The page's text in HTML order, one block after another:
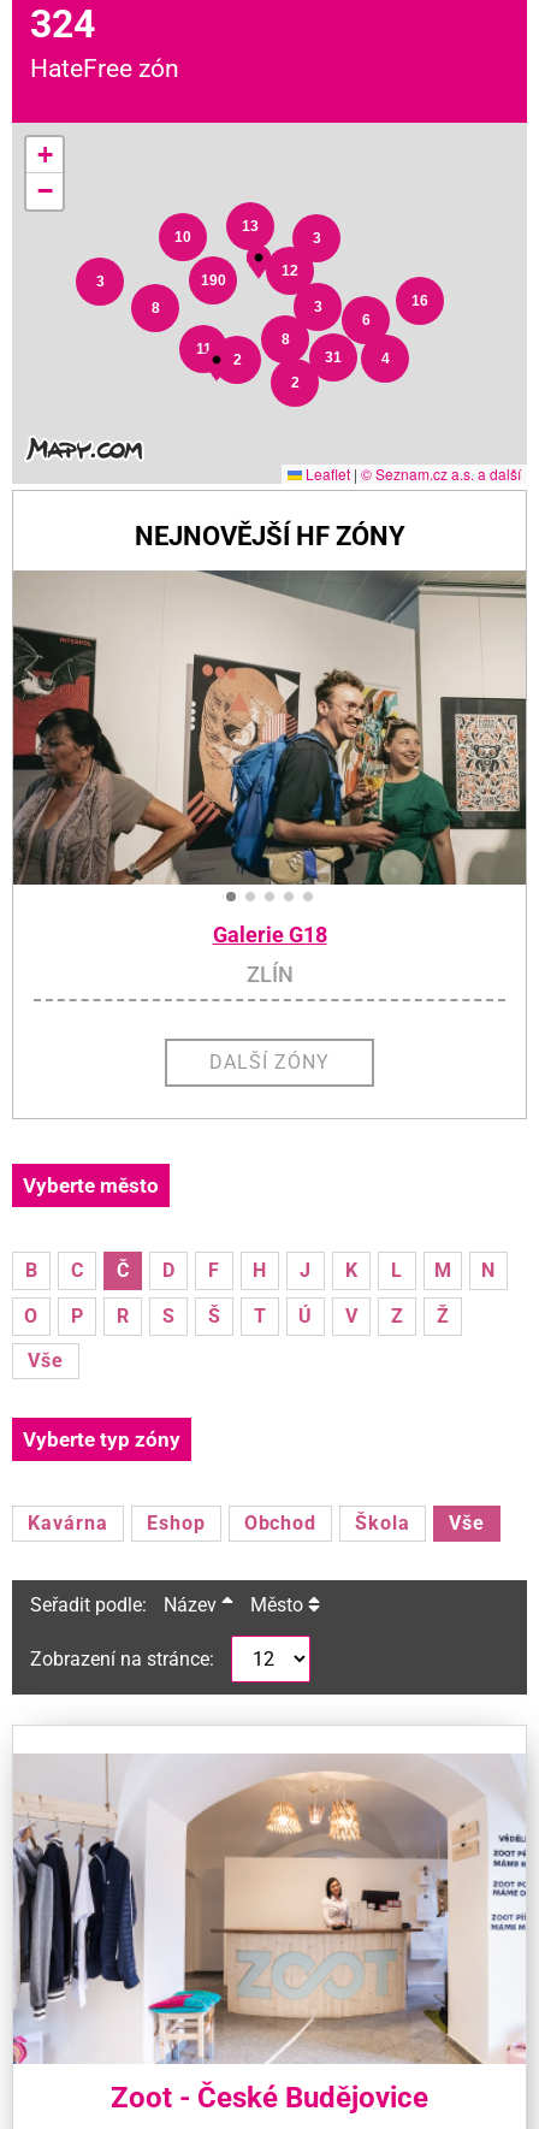
324
HateFree zón
3
2
16
2
6
4
8
31
3
3
13
12
10
8
11
190
+
−
Leaflet | © Seznam.cz a.s. a další
NEJNOVĚJŠÍ HF ZÓNY
Galerie G18
ZLÍN
DALŠÍ ZÓNY
Vyberte město
B C Č D F H J K L M
N
O
P R S Š T Ú V Z
Ž
Vše
Vyberte typ zóny
Kavárna Eshop Obchod Škola Vše
Seřadit podle: Název Město
Zobrazení na stránce:
Zoot - České Budějovice